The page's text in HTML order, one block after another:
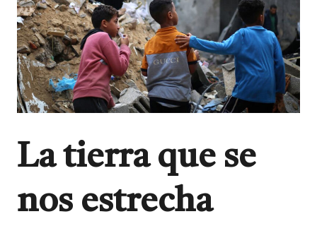
La tierra que se
nos estrecha